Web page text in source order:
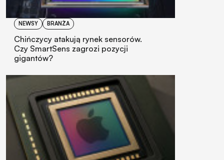
NEWSY BRANŻA
Chińczycy atakują rynek sensorów.
Czy SmartSens zagrozi pozycji
gigantów?